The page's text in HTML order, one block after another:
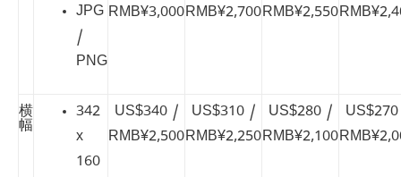
JPG
/
PNG
RMB¥3,000RMB¥2,700RMB¥2,550
横
幅
342
x
160
US$340 /
RMB¥2,500
US$310 /
RMB¥2,250
US$280 /
RMB¥2,100